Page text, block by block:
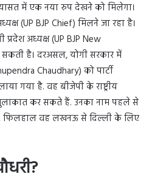
में एक नया रुप देखने को मिलेगा।
(UP BJP Chief) मिलने जा रहा है।
अध्यक्ष (UP BJP New
है। दरअसल, योगी सरकार में
Chaudhary) को पार्टी
गया है. वह बीजेपी के राष्ट्रीय
मुलाकात कर सकते हैं. उनका नाम पहले से
फिलहाल वह लखनऊ से दिल्ली के लिए